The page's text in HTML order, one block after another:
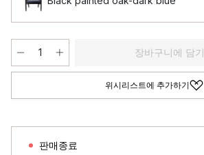
장바구니에 담기
위시리스트에 추가하기
판매종료